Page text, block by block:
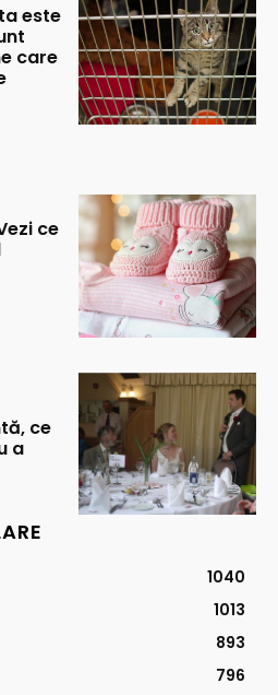
este
care
ce
ce
a
1040
1013
893
796